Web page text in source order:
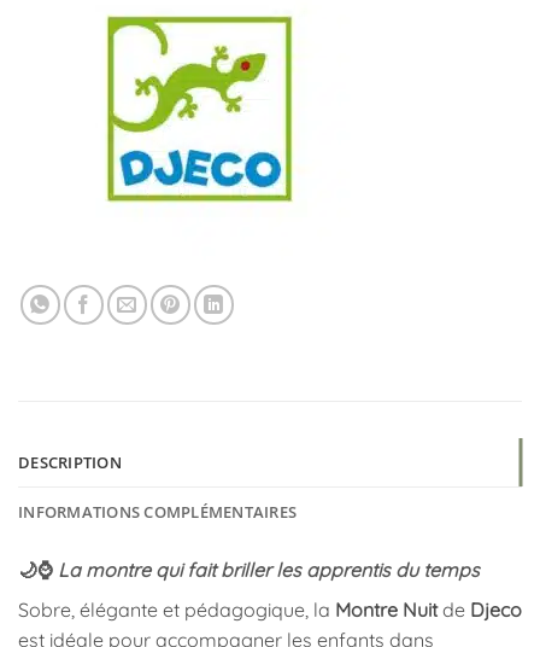
DESCRIPTION
INFORMATIONS COMPLÉMENTAIRES
🌙⌚ La montre qui fait briller les apprentis du temps
Sobre, élégante et pédagogique, la Montre Nuitde Djeco
est idéale pour accompagner les enfants dans